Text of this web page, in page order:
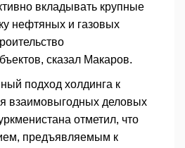
вкладывать крупные
нефтяных и газовых
сказал Макаров.
подход холдинга к
взаимовыгодных деловых
отметил, что
предъявляемым к